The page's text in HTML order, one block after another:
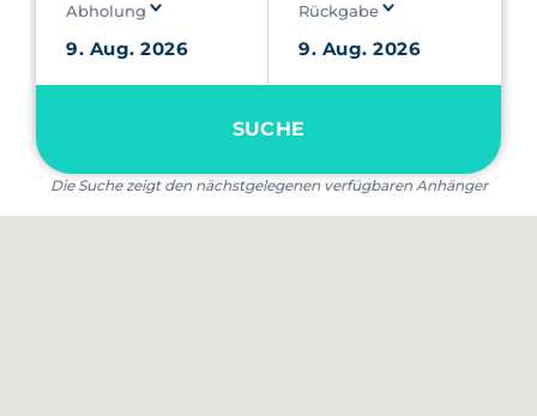
Abholung Rückgabe
SUCHE
Die Suche zeigt den nächstgelegenen verfügbaren Anhänger